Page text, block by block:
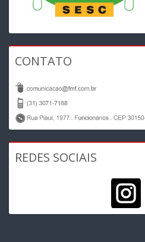
CONTATO
REDES SOCIAIS